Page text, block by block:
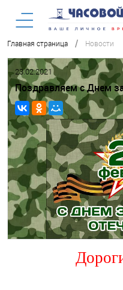
Главная страница / Новости
23.02.2021
Поздравляем с Днем